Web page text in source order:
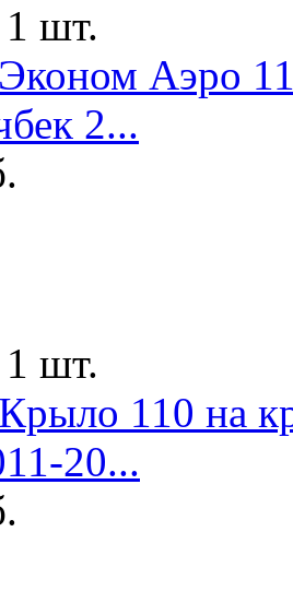
1 шт.
Аэро
2...
1 шт.
110 на
20...